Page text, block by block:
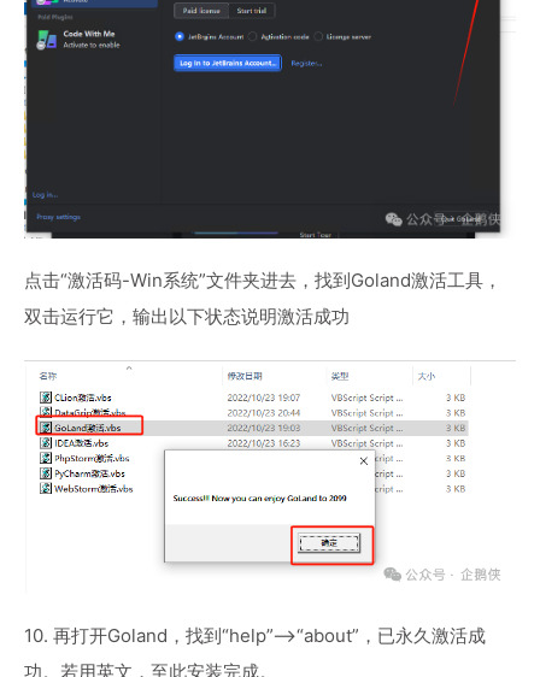
点击“激活码-Win系统”文件夹进去，找到Goland激活工具，
双击运行它，输出以下状态说明激活成功
10. 再打开Goland，找到“help”-->“about”，已永久激活成
功。若用英文，至此安装完成。